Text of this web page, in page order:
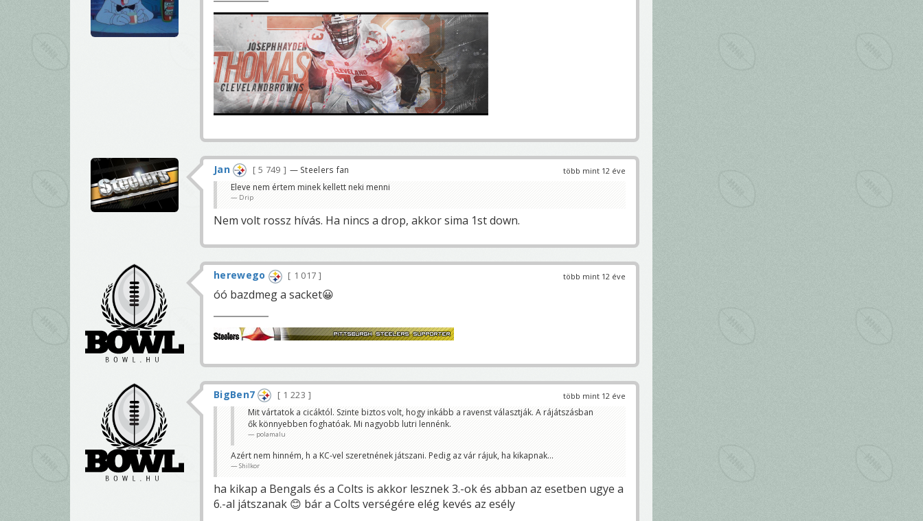
több mint 12 éve
Jan 5 749 — Steelers fan
Eleve nem értem minek kellett neki menni
Drip
Nem volt rossz hívás. Ha nincs a drop, akkor sima 1st down.
több mint 12 éve
herewego 1 017
óó bazdmeg a sacket😀
több mint 12 éve
BigBen7
1 223
Mit vártatok a cicáktól. Szinte biztos volt, hogy inkább a ravenst választják. A rájátszásban
ők könnyebben foghatóak. Mi nagyobb lutri lennénk.
polamalu
Azért nem hinném, h a KC-vel szeretnének játszani. Pedig az vár rájuk, ha kikapnak...
Shilkor
ha kikap a Bengals és a Colts is akkor lesznek 3.-ok és abban az esetben ugye a
6.-al játszanak 😊 bár a Colts verségére elég kevés az esély